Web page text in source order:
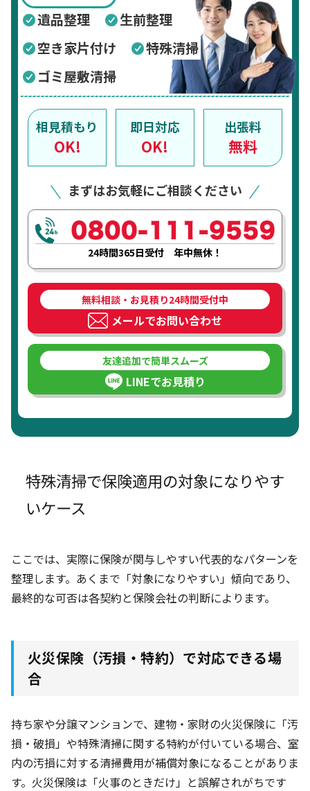
遺品整理
生前整理
空き家片付け
特殊清掃
ゴミ屋敷清掃
相見積もり
OK!
即日対応
OK!
出張料
無料
まずはお気軽にご相談ください
24時間365日受付 年中無休！
無料相談・お見積り24時間受付中
メールでお問い合わせ
友達追加で簡単スムーズ
LINEでお見積り
特殊清掃で保険適用の対象になりやす
いケース
ここでは、実際に保険が関与しやすい代表的なパターンを
整理します。あくまで「対象になりやすい」傾向であり、
最終的な可否は各契約と保険会社の判断によります。
火災保険（汚損・特約）で対応できる場
合
持ち家や分譲マンションで、建物・家財の火災保険に「汚
損・破損」や特殊清掃に関する特約が付いている場合、室
内の汚損に対する清掃費用が補償対象になることがありま
す。火災保険は「火事のときだけ」と誤解されがちです